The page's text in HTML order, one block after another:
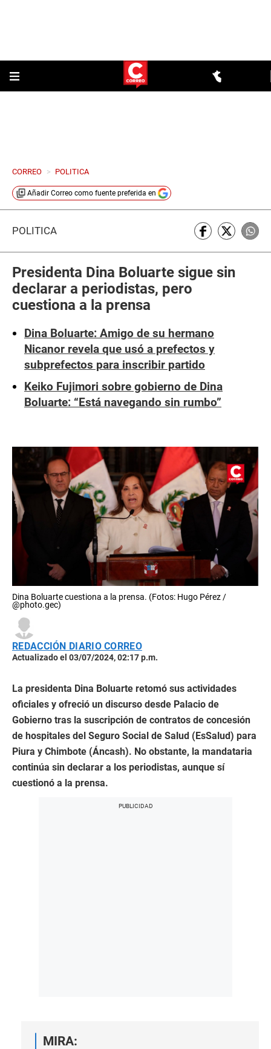
CORREO > POLITICA
Añadir Correo como fuente preferida en
POLÍTICA
Presidenta Dina Boluarte sigue sin
declarar a periodistas, pero
cuestiona a la prensa
Dina Boluarte: Amigo de su hermano
Nicanor revela que usó a prefectos y
subprefectos para inscribir partido
Keiko Fujimori sobre gobierno de Dina
Boluarte: “Está navegando sin rumbo”
Dina Boluarte cuestiona a la prensa. (Fotos: Hugo Pérez /
@photo.gec)
REDACCIÓN DIARIO CORREO
Actualizado el 03/07/2024, 02:17 p.m.
La presidenta Dina Boluarte retomó sus actividades
oficiales y ofreció un discurso desde Palacio de
Gobierno tras la suscripción de contratos de concesión
de hospitales del Seguro Social de Salud (EsSalud) para
Piura y Chimbote (Áncash). No obstante, la mandataria
continúa sin declarar a los periodistas, aunque sí
cuestionó a la prensa.
MIRA: